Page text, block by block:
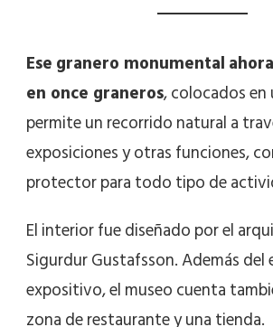
Esegranero monumental
en once graneros, colocados
permite un recorrido natural a
exposiciones y otras funciones,
protector para todo tipo de
El interior fue diseñado por el
Sigurdur Gustafsson. Además del
expositivo, el museo cuenta
zona de restaurante y una tienda.